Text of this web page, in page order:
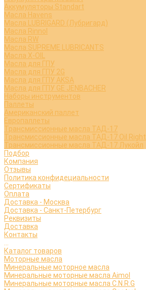
Аккумуляторы Standart
Масла Havens
Масла LUBRIGARD (Лубригард)
Масла Rinnol
Масла RW
Масла SUPREME LUBRICANTS
Масла X-OIL
Масла для ГПУ
Масла для ГПУ 2G
Масла для ГПУ AKSA
Масла для ГПУ GE JENBACHER
Наборы инструментов
Паллеты
Американский паллет
Европаллеты
Трансмиссионные масла ТАД-17
Трансмиссионные масла ТАД-17 Oil Right
Трансмиссионные масла ТАД-17 Лукойл
Подбор
Компания
Отзывы
Политика конфидециальности
Сертификаты
Оплата
Доставка - Москва
Доставка - Санкт-Петербург
Реквизиты
Доставка
Контакты
Каталог товаров
Моторные масла
Минеральные моторное масла
Минеральные моторные масла Aimol
Минеральные моторные масла C.N.R.G